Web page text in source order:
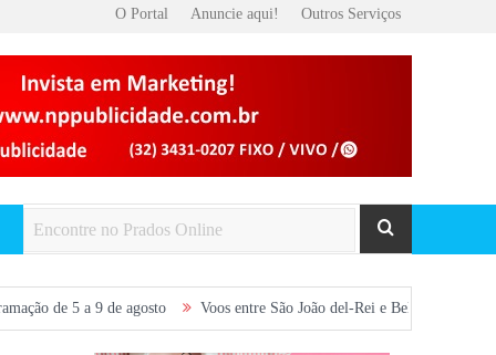
O Portal Anuncie aqui! Outros Serviços
a 9 de agosto Voos entre São João del-Rei e Belo Horizonte são